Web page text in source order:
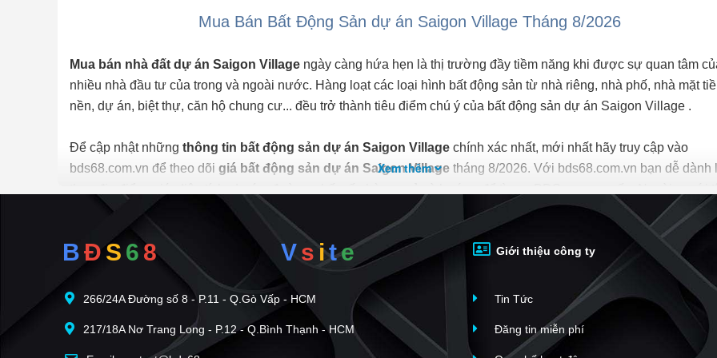
Mua Bán Bất Động Sản dự án Saigon Village Tháng 8/2026
Mua bán nhà đất dự án Saigon Village ngày càng hứa hẹn là thị trường đầy tiềm năng khi được sự quan tâm
nhiều nhà đầu tư của trong và ngoài nước. Hàng loạt các loại hình bất động sản từ nhà riêng, nhà phố, nhà mặt
nền, dự án, biệt thự, căn hộ chung cư... đều trở thành tiêu điểm chú ý của bất động sản dự án Saigon Village .
Để cập nhật những thông tin bất động sản dự án Saigon Village chính xác nhất, mới nhất hãy truy cập vào
bds68.com.vn để theo dõi giá bất động sản dự án Saigon Village tháng 8/2026. Với bds68.com.vn bạn dễ dành
năng gợi ý những
batdongsan liền kề cùng mức giá giúp bạn dễ dàng tìm ra chính chủ của BĐS.
Việcmua bán nhà đất dự án Saigon Villagetrở nên dễ dàng, thuận tiện và an toàn hơn, người mua cần chú ý
điểm sau đây:
✅ Vấn đề pháp lý tại dự án Saigon Village : Nên mua những bđs có đầy đủ giấy tờ, tránh mua nhà qua giấy tay
lưu ý vấn đề tranh chấp và nợ thế chấp của BĐS.
✅ Thông tin quy hoạch tại dự án Saigon Village : Việc này có thể mất thời gian nhưng nhất định phải làm, để
Xem thêm
BĐ S 6 8 Vsite
266/24A Đường số 8 - P.11 - Q.Gò Vấp - HCM
217/18A Nơ Trang Long - P.12 - Q.Bình Thạnh - HCM
Giới thiệu công ty
Tin Tức
Đăng tin miễn phí